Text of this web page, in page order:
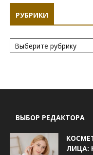
РУБРИКИ
Рубрики
ВЫБОР РЕДАКТОРА
ЛИЦА: